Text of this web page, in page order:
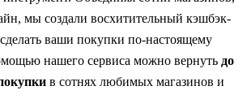
мы создали восхитительный кэшбэк-
ваши покупки по-настоящему
нашего сервиса можно вернуть до
в сотнях любимых магазинов и